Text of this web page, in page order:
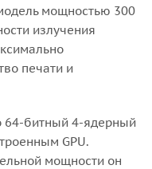
мощностью 300
излучения
печати и
64-битный 4-ядерный
GPU.
мощности он